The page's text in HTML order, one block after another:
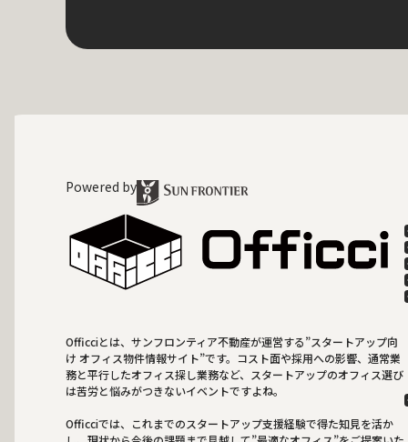
Powered by
Officciとは、サンフロンティア不動産が運営する”スタートアップ向
け オフィス物件情報サイト”です。コスト面や採用への影響、通常業
務と平行したオフィス探し業務など、スタートアップのオフィス選び
は苦労と悩みがつきないイベントですよね。
Officciでは、これまでのスタートアップ支援経験で得た知見を活か